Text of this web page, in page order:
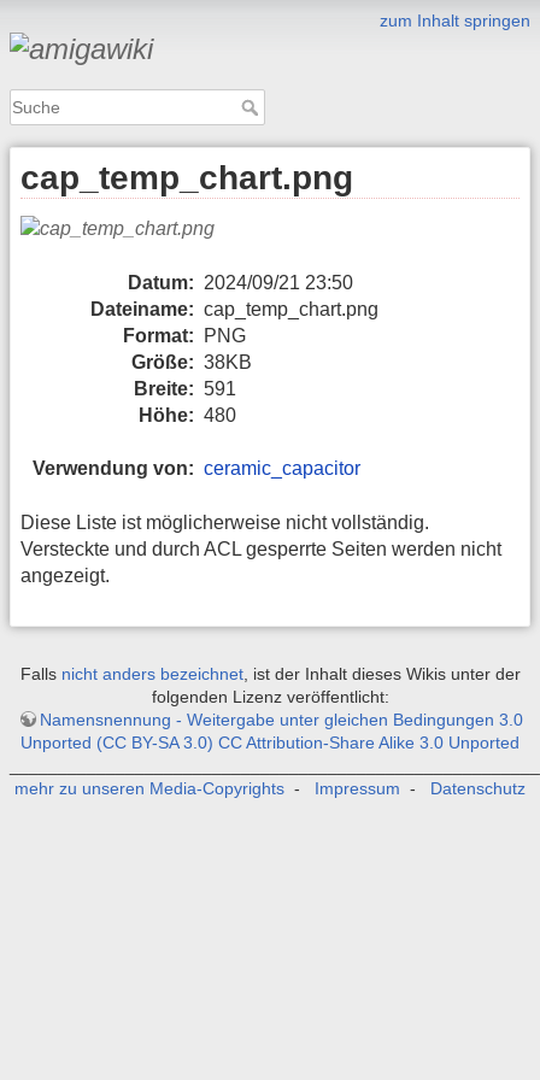
zum Inhalt springen
cap_temp_chart.png
Datum: 2024/09/21 23:50
Dateiname: cap_temp_chart.png
Format:
PNG
Größe: 38KB
Breite: 591
Höhe: 480
Verwendung von: ceramic_capacitor
Diese Liste ist möglicherweise nicht vollständig.
Versteckte und durch ACL gesperrte Seiten werden nicht
angezeigt.
Falls nicht anders bezeichnet, ist der Inhalt dieses Wikis unter der
folgenden Lizenz veröffentlicht:
Namensnennung - Weitergabe unter gleichen Bedingungen 3.0
Unported (CC BY-SA 3.0) CC Attribution-Share Alike 3.0 Unported
mehr zu unseren Media-Copyrights - Impressum - Datenschutz